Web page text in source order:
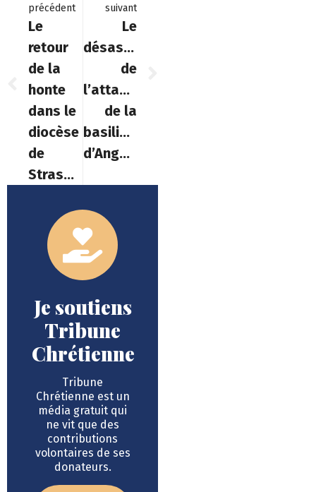
précédent
Le
retour
de la
honte
dans le
diocèse
de
Strasbourg
suivant
Le
désastre
de
l’attaque
de la
basilique
d’Angers
Je soutiens
Tribune
Chrétienne
Tribune
Chrétienne est un
média gratuit qui
ne vit que des
contributions
volontaires de ses
donateurs.